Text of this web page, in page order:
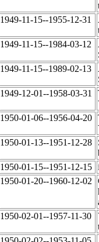
1949-11-15--1955-12-31
1949-11-15--1984-03-12
1949-11-15--1989-02-13
1949-12-01--1958-03-31
1950-01-06--1956-04-20
1950-01-13--1951-12-28
1950-01-15--1951-12-15
1950-01-20--1960-12-02
1950-02-01--1957-11-30